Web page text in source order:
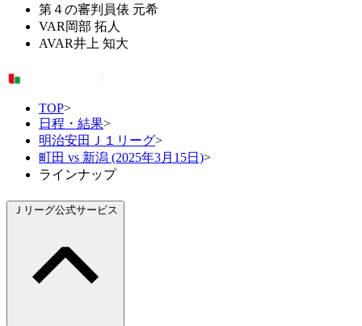
第４の審判員俵 元希
VAR 岡部 拓人
AVAR井上 知大
TOP>
日程・結果>
明治安田Ｊ１リーグ>
町田 vs 新潟 (2025年3月15日)>
ラインナップ
Ｊリーグ公式サービス